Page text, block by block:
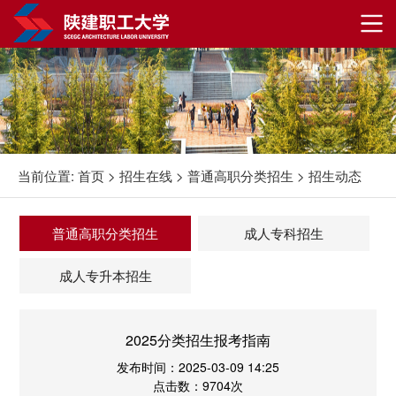
当前位置: 首页 > 招生在线 > 普通高职分类招生 > 招生动态
普通高职分类招生 成人专科招生
成人专升本招生
2025分类招生报考指南
发布时间：2025-03-09 14:25
点击数：9704次